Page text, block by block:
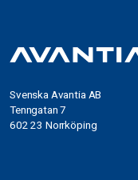
Svenska Avantia AB
Tenngatan 7
602 23 Norrköping